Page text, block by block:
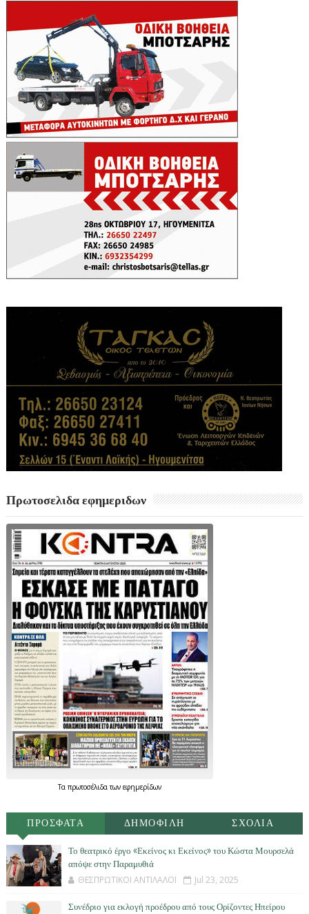
Πρωτοσελιδα εφημεριδων
Τα πρωτοσέλιδατων εφημερίδων
ΠΡΟΣΦΑΤΑ ΔΗΜΟΦΙΛΗ ΣΧΟΛΙΑ
Το θεατρικό έργο «Εκείνος κι Εκείνος» του Κώστα Μουρσελά
απόψε στην Παραμυθιά
ΘΕΣΠΡΩΤΙΚΟΙ ΑΝΤΙΛΑΛΟΙ Jul 23, 2025
Συνέδριο για εκλογή προέδρου από τους Ορίζοντες Ηπείρου